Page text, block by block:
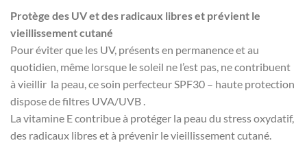
Protège des UV et des radicaux libreset prévient le
vieillissement cutané
Pour éviter que les UV, présents en permanence et au
quotidien, même lorsque le soleil ne l’est pas, ne contribuent
à vieillir la peau, ce soin perfecteur SPF30 – haute protection
dispose de filtres UVA/UVB .
La vitamine E contribue à protéger la peau du stress oxydatif,
des radicaux libreset à prévenir le vieillissement cutané.